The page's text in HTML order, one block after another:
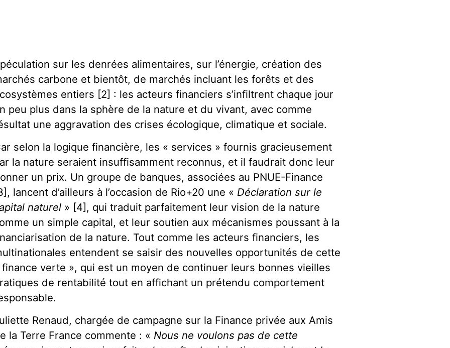
sur les denrées alimentaires, sur l’énergie, création des
carbone et bientôt, de marchés incluant les forêts et des
entiers [2] : les acteurs financiers s’infiltrent chaque jour
peu plus dans la sphère de la nature et du vivant, avec comme
une aggravation des crises écologique, climatique et sociale.
selon la logique financière, les « services » fournis gracieusement
la nature seraient insuffisamment reconnus, et il faudrait donc leur
un prix. Un groupe de banques, associées au PNUE-Finance
lancent d’ailleurs à l’occasion de Rio+20 une « Déclaration sur le
naturel » [4], qui traduit parfaitement leur vision de la nature
un simple capital, et leur soutien aux mécanismes poussant à la
de la nature. Tout comme les acteurs financiers, les
entendent se saisir des nouvelles opportunités de cette
finance verte », qui est un moyen de continuer leurs bonnes vieilles
de rentabilité tout en affichant un prétendu comportement
Renaud, chargée de campagne sur la Finance privée aux Amis
la Terre France commente : « Nous ne voulons pas de cette